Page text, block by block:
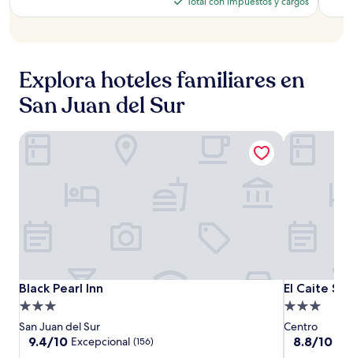
anterior
actual
Sur
Explora hoteles familiares en
San Juan del Sur
Black
Pearl
Inn
Black
Pearl
Inn
Black Pearl Inn
Black Pearl Inn
Propiedad
de
3.0
San Juan del Sur
9.4
9.4/10 Excepcional (156)
Black Pearl Inn
El
Caite
San
Juan
El Caite
El Caite
Propiedad
de
3.0
Centro
8.8
8.8/10
El Caite